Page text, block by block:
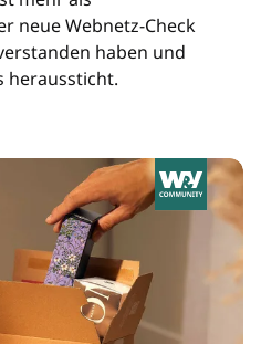
neue Webnetz-Check
haben und
heraussticht.